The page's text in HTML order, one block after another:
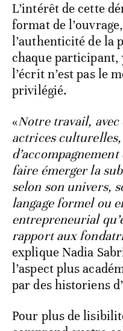
L’intérêt de cette
format de
l’authenticité de la
chaque
l’écrit n’est pas le
privilégié.
«Notre travail,
actrices
faire émerger la
selon son univers,
langage formel ou
entrepreneurial
rapport aux
explique Nadia
l’aspect plus
par des historiens
Pour plus de